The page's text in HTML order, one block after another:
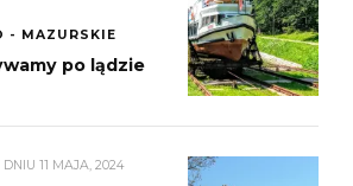
- MAZURSKIE
po lądzie
11 MAJA, 2024